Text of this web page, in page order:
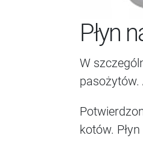
Płyn
W
pasożytów.
kotów.